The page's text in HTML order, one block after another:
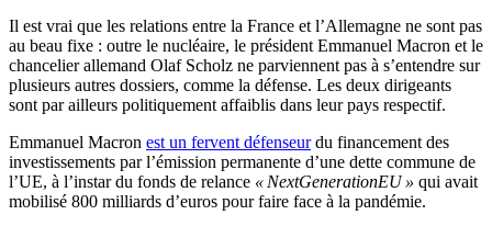
Il est vrai que les relations entre la France et l’Allemagne ne sont pas
au beau fixe : outre le nucléaire, le président Emmanuel Macron et le
chancelier allemand Olaf Scholz ne parviennent pas à s’entendre sur
plusieurs autres dossiers, comme la défense. Les deux dirigeants
sont par ailleurs politiquement affaiblis dans leur pays respectif.
Emmanuel Macron est un fervent défenseurdu financement des
investissements par l’émission permanente d’une dette commune de
l’UE, à l’instar du fonds de relance « NextGenerationEU » qui avait
mobilisé 800 milliards d’euros pour faire face à la pandémie.